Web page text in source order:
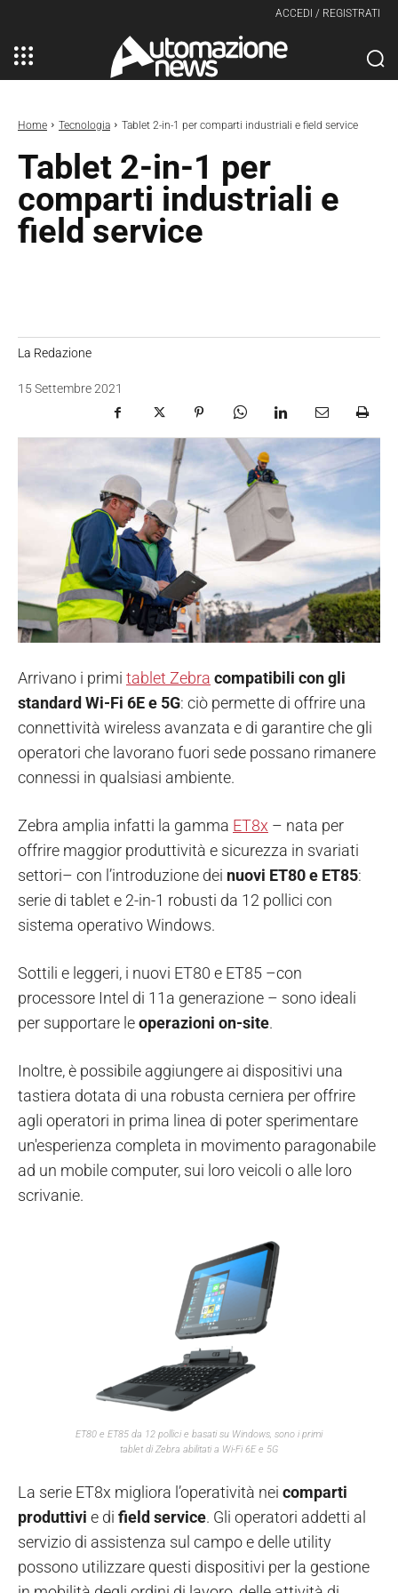
ACCEDI / REGISTRATI
Home Tecnologia Tablet 2-in-1 per comparti industriali e field service
Tablet 2-in-1 per
comparti industriali e
field service
La Redazione
15 Settembre 2021
Arrivano i primi tablet Zebra compatibili con gli
standard Wi-Fi 6E e 5G: ciò permette di offrire una
connettività wireless avanzata e di garantire che gli
operatori che lavorano fuori sede possano rimanere
connessi in qualsiasi ambiente.
Zebra amplia infatti la gamma ET8x – nata per
offrire maggior produttività e sicurezza in svariati
settori– con l’introduzione dei nuovi ET80 e ET85:
serie di tablet e 2-in-1 robusti da 12 pollici con
sistema operativo Windows.
Sottili e leggeri, i nuovi ET80 e ET85 –con
processore Intel di 11a generazione – sono ideali
per supportare leoperazioni on-site.
Inoltre, è possibile aggiungere ai dispositivi una
tastiera dotata di una robusta cerniera per offrire
agli operatori in prima linea di poter sperimentare
un'esperienza completa in movimento paragonabile
ad un mobile computer, sui loro veicoli o alle loro
scrivanie.
ET80 e ET85 da 12 pollici e basati su Windows, sono i primi
tablet di Zebra abilitati a Wi-Fi 6E e 5G
La serie ET8x migliora l’operatività nei comparti
produttivi e di field service. Gli operatori addetti al
servizio di assistenza sul campo e delle utility
possono utilizzare questi dispositivi per la gestione